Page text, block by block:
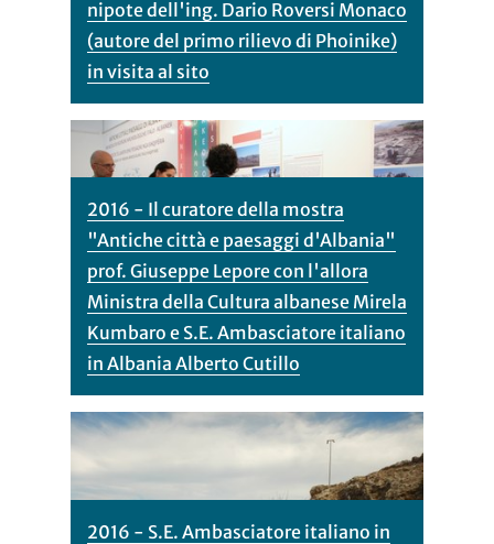
nipote dell'ing. Dario Roversi Monaco
(autore del primo rilievo di Phoinike)
in visita al sito
2016 - Il curatore della mostra
"Antiche città e paesaggi d'Albania"
prof. Giuseppe Lepore con l'allora
Ministra della Cultura albanese Mirela
Kumbaro e S.E. Ambasciatore italiano
in Albania Alberto Cutillo
2016 - S.E. Ambasciatore italiano in